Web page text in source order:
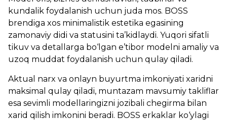
kundalik foydalanish uchun juda mos. BOSS
brendiga xos minimalistik estetika egasining
zamonaviy didi va statusini ta’kidlaydi. Yuqori sifatli
tikuv va detallarga bo‘lgan e’tibor modelni amaliy va
uzoq muddat foydalanish uchun qulay qiladi.
Aktual narx va onlayn buyurtma imkoniyati xaridni
maksimal qulay qiladi, muntazam mavsumiy takliflar
esa sevimli modellaringizni jozibali chegirma bilan
xarid qilish imkonini beradi. BOSS erkaklar ko‘ylagi